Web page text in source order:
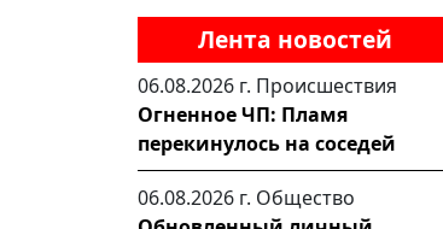
Лента новостей
06.08.2026 г. Происшествия
Огненное ЧП: Пламя
перекинулось на соседей
06.08.2026 г. Общество